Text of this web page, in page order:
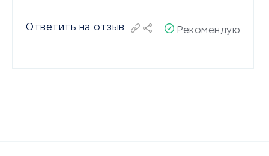
Ответить на отзыв Рекомендую